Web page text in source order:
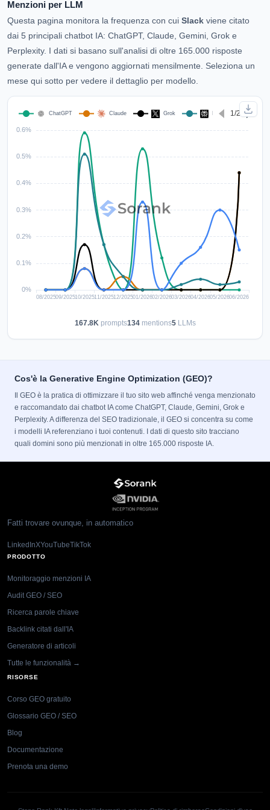
Menzioni per LLM
Questa pagina monitora la frequenza con cui Slack viene citato
dai 5 principali chatbot IA: ChatGPT, Claude, Gemini, Grok e
Perplexity. I dati si basano sull'analisi di oltre 165.000 risposte
generate dall'IA e vengono aggiornati mensilmente. Seleziona un
mese qui sotto per vedere il dettaglio per modello.
167.8Kprompts134mentions5LLMs
Cos'è la Generative Engine Optimization (GEO)?
Il GEO è la pratica di ottimizzare il tuo sito web affinché venga menzionato
e raccomandato dai chatbot IA come ChatGPT, Claude, Gemini, Grok e
Perplexity. A differenza del SEO tradizionale, il GEO si concentra su come
i modelli IA referenziano i tuoi contenuti. I dati di questo sito tracciano
quali domini sono più menzionati in oltre 165.000 risposte IA.
Fatti trovare ovunque, in automatico
LinkedInXYouTubeTikTok
PRODOTTO
Monitoraggio menzioni IA
Audit GEO / SEO
Ricerca parole chiave
Backlink citati dall'IA
Generatore di articoli
Tutte le funzionalità →
RISORSE
Corso GEO gratuito
Glossario GEO / SEO
Blog
Documentazione
Prenota una demo